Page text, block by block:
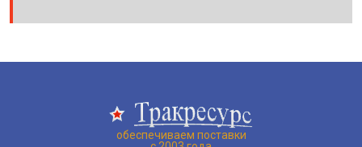
обеспечиваем поставки